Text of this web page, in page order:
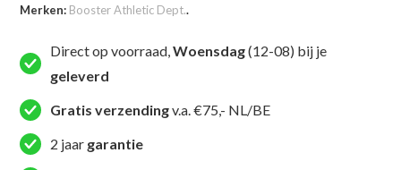
Track
Casual
(B
TRACK
Merken: Booster Athletic Dept..
Direct op voorraad,Woensdag(12-08) bij je
geleverd
Gratis verzendingv.a. €75,- NL/BE
2 jaar garantie